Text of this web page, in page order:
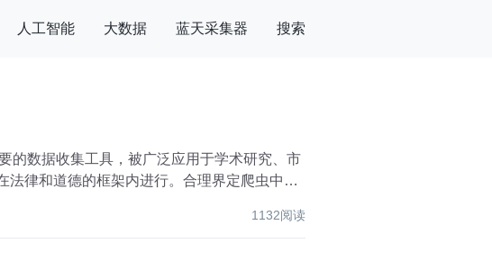
人工智能 大数据 蓝天采集器 搜索
的数据收集工具，被广泛应用于学术研究、市
法律和道德的框架内进行。合理界定爬虫中的
1132阅读